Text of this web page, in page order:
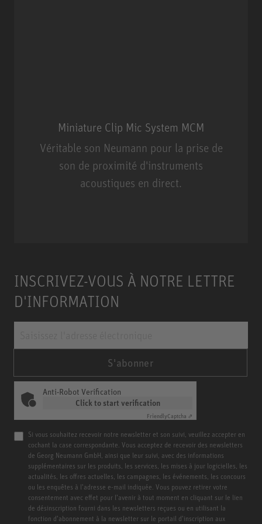
Miniature Clip Mic System MCM
Véritable son Neumann pour la prise de
son de proximité d'instruments
acoustiques en direct.
INSCRIVEZ-VOUS À NOTRE LETTRE
D'INFORMATION
S'abonner
Anti-Robot Verification
Click to start verification
FriendlyCaptcha ⇗
Si vous souhaitez recevoir notre newsletter et son suivi, veuillez accepter en
cochant la case correspondante. Vous acceptez de recevoir des newsletters
de Georg Neumann GmbH, ainsi que leur suivi, avec des informations
supplémentaires sur les produits, les services, les mises à jour logicielles, les
actualités, les offres actuelles, les campagnes, les événements, les concours
ou les enquêtes à l’adresse e-mail indiquée. Vous pouvez retirer votre
consentement avec effet pour l’avenir à tout moment en cliquant sur le lien
de désinscription fourni dans les newsletters reçues ou en utilisant la
fonction d’abonnement à la newsletter sur le portail d’inscription aux